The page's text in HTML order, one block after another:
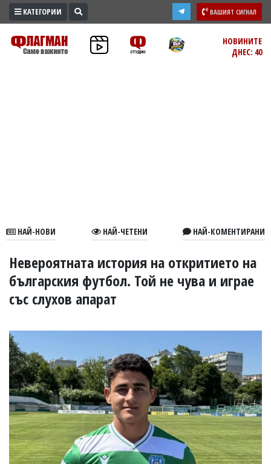
ПРОМО
ЗОНА
В
УКРАЙНА
СПОРТ
РАЗСЛЕДВАНЕ
БИЗНЕС
ЮГ
Управители:
Веселин
Василев,
email:
v.vasilev@flagman.bg
Катя
Касабова,
еmail:k.kassabova@flagman.bg
КАТЕГОРИИ ВАШИЯТ СИГНАЛ
НОВИНИТЕ
ДНЕС: 40
НАЙ-НОВИ НАЙ-ЧЕТЕНИ НАЙ-КОМЕНТИРАНИ
Невероятната история на откритието на
българския футбол. Той не чува и играе
със слухов апарат